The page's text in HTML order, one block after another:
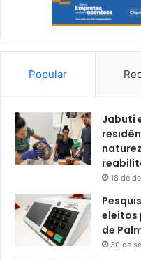
Popular
Jabuti
18 de
eleitos
de
30 de